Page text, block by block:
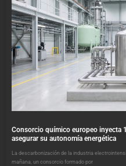
Consorcio químico europeo inyecta
asegurar su autonomía energética
La descarbonización de la industria
mañana, un consorcio formado por